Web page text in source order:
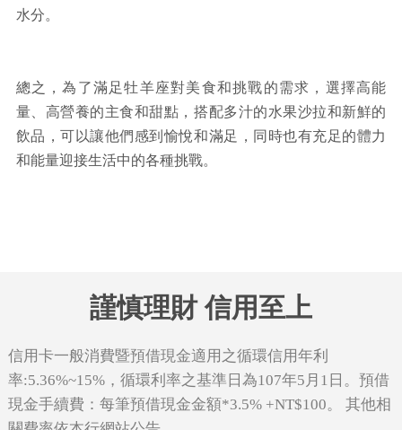
水分。
總之，為了滿足牡羊座對美食和挑戰的需求，選擇高能
量、高營養的主食和甜點，搭配多汁的水果沙拉和新鮮的
飲品，可以讓他們感到愉悅和滿足，同時也有充足的體力
和能量迎接生活中的各種挑戰。
謹慎理財 信用至上
信用卡一般消費暨預借現金適用之循環信用年利
率:5.36%~15%，循環利率之基準日為107年5月1日。預借
現金手續費：每筆預借現金金額*3.5% +NT$100。 其他相